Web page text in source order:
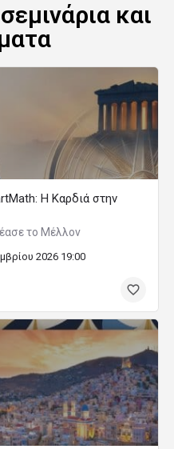
και
Η Καρδιά στην
το Μέλλον
2026 19:00